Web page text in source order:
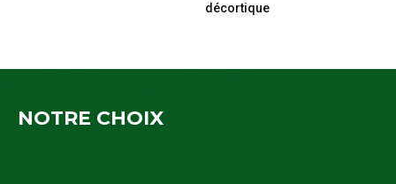
décortique
NOTRE CHOIX